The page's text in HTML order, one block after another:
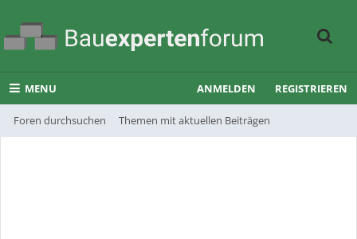
MENU
Foren durchsuchen Themen mit aktuellen Beiträgen
ANMELDEN REGISTRIEREN